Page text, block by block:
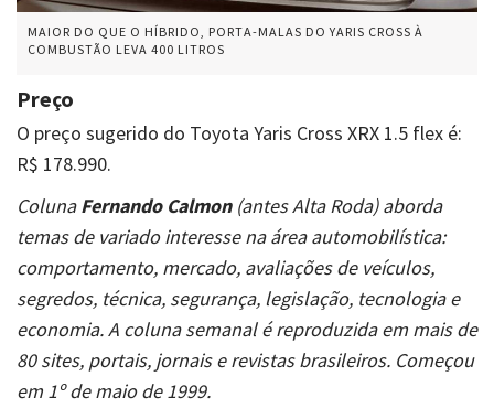
MAIOR DO QUE O HÍBRIDO, PORTA-MALAS DO YARIS CROSS À
COMBUSTÃO LEVA 400 LITROS
Preço
O preço sugerido do Toyota Yaris Cross XRX 1.5 flex é:
R$ 178.990.
ColunaFernando Calmon(antes Alta Roda) aborda
temas de variado interesse na área automobilística:
comportamento, mercado, avaliações de veículos,
segredos, técnica, segurança, legislação, tecnologia e
economia. A coluna semanal é reproduzida em mais de
80 sites, portais, jornais e revistas brasileiros. Começou
em 1º de maio de 1999.